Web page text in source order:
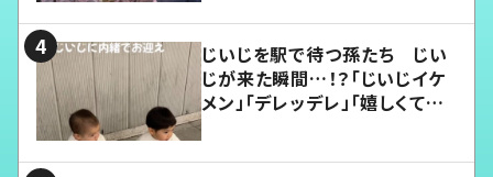
じいじを駅で待つ孫たち じい
じが来た瞬間…！？「じいじイケ
メン」「デレッデレ」「嬉しくて可